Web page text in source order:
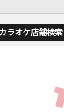
カラオケ店舗検索